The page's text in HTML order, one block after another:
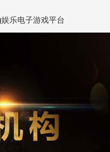
乐电子游戏平台